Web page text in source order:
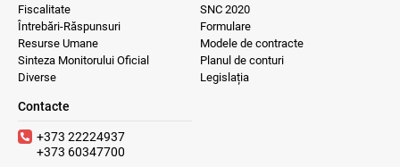
Fiscalitate
Întrebări-Răspunsuri
Resurse Umane
Sinteza Monitorului Oficial
Diverse
SNC 2020
Formulare
Modele de contracte
Planul de conturi
Legislația
Contacte
+373 22224937
+373 60347700